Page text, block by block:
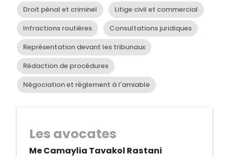
Droit pénal et criminel
Litige civil et commercial
Infractions routières
Consultations juridiques
Représentation devant les tribunaux
Rédaction de procédures
Négociation et règlement à l'amiable
Les avocates
Me Camaylia Tavakol Rastani